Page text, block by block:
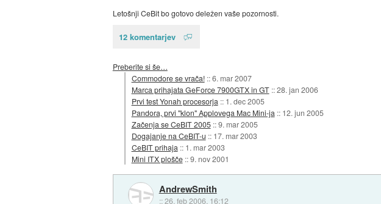
Letošnji CeBit bo gotovo deležen vaše pozornosti.
12 komentarjev
Preberite si še…
Commodore se vrača! ::6. mar 2007
Marca prihajata GeForce 7900GTX in GT ::28. jan 2006
Prvi test Yonah procesorja :: 1. dec 2005
Pandora, prvi "klon" Applovega Mac Mini-ja :: 12. jun 2005
Začenja se CeBIT 2005 ::9. mar 2005
Dogajanje na CeBIT-u :: 17. mar 2003
CeBIT prihaja :: 1. mar 2003
Mini ITX plošče ::9. nov 2001
AndrewSmith
::26. feb 2006, 16:12